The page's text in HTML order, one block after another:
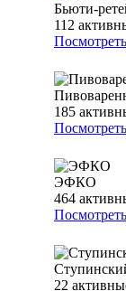
Бьюти-
112
Посмотреть
185
Посмотреть
ЭФКО
464
Посмотреть
22